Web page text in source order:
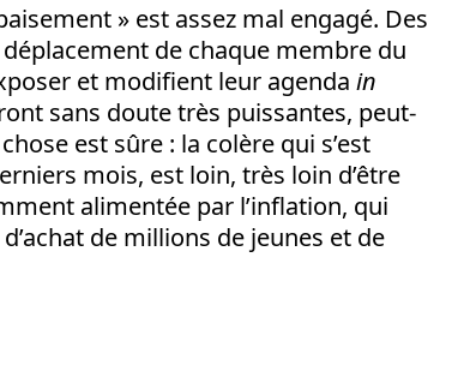
» est assez mal engagé. Des
de chaque membre du
et modifient leur agenda in
sans doute très puissantes, peut-
est sûre : la colère qui s’est
mois, est loin, très loin d’être
alimentée par l’inflation, qui
de millions de jeunes et de